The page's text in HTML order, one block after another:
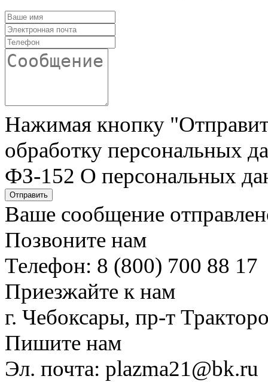
Нажимая кнопку
обработку персональных
ФЗ-152 О персональных
Отправить
Ваше сообщение
Позвоните нам
Телефон: 8 (800) 700 88 17
Приезжайте к нам
г. Чебоксары, пр-т
Пишите нам
Эл. почта: plazma21@bk.ru